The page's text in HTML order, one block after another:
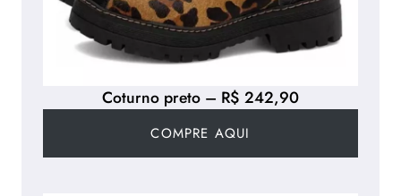
Coturno preto – R$ 242,90
COMPRE AQUI